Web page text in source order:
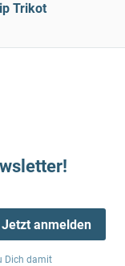
Trikot
Jetzt anmelden
Dich damit